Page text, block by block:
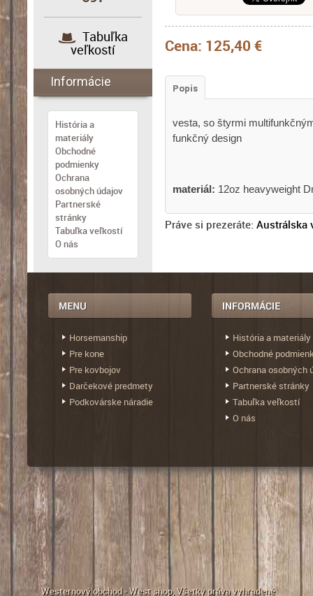
Cena: 125,40 €
Popis
vesta, so štyrmi
funkčný design
materiál: 12oz heavyweight
Práve si prezeráte:Austrálska
Tabuľka
veľkostí
Informácie
História a
materiály
Obchodné
podmienky
Ochrana
osobných údajov
Partnerské
stránky
Tabuľka veľkostí
O nás
Horsemanship
Pre kone
Pre kovbojov
Darčekové predmety
Podkovárske náradie
História a materiály
Obchodné
Ochrana osobných
Partnerské stránky
Tabuľka veľkostí
O nás
Westernový obchod - West shop, Všetky práva vyhradené